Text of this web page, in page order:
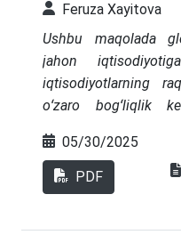
Feruza Xayitova
Ushbu maqolada
jahon
iqtisodiyotlarning
oʻzaro bogʻliqlik
investitsiyalar
oldiga yangi
muhitini ham yuzaga
05/30/2025
PDF